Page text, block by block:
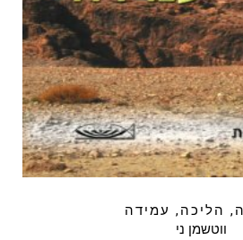
הליכה, עמידה
ווטשמן ני